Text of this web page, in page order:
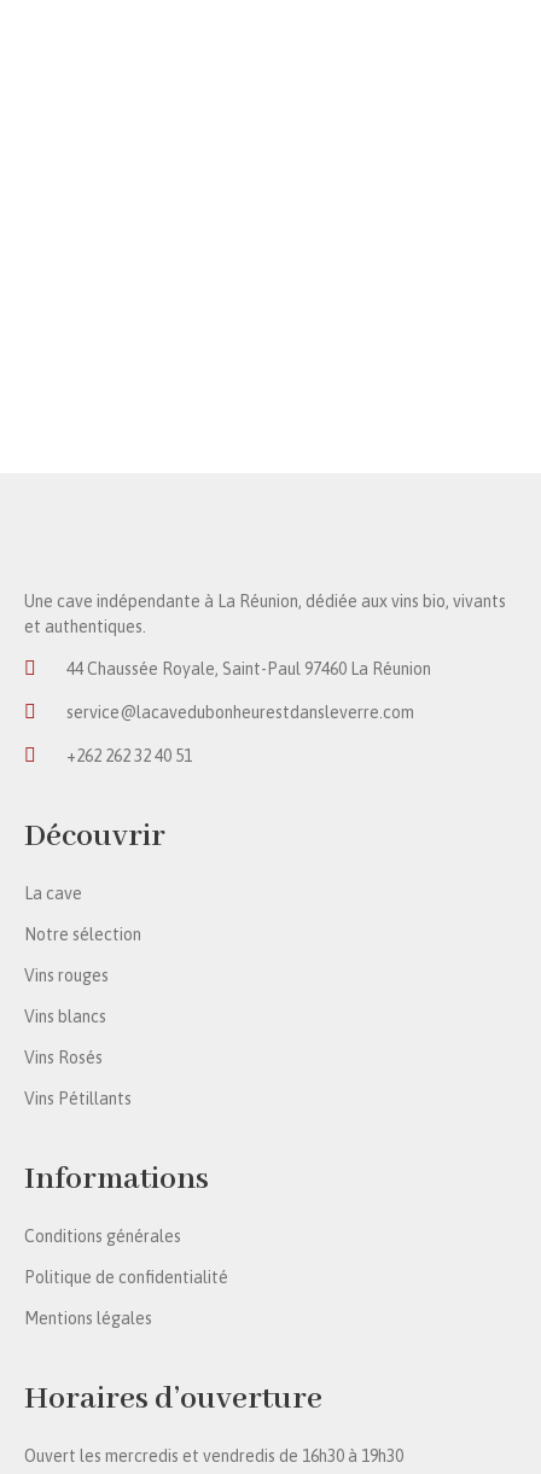
Une cave indépendante à La Réunion, dédiée aux vins bio, vivants
et authentiques.
44 Chaussée Royale, Saint-Paul 97460 La Réunion
service@lacavedubonheurestdansleverre.com
+262 262 32 40 51
Découvrir
La cave
Notre sélection
Vins rouges
Vins blancs
Vins Rosés
Vins Pétillants
Informations
Conditions générales
Politique de confidentialité
Mentions légales
Horaires d’ouverture
Ouvert les mercredis et vendredis de 16h30 à 19h30